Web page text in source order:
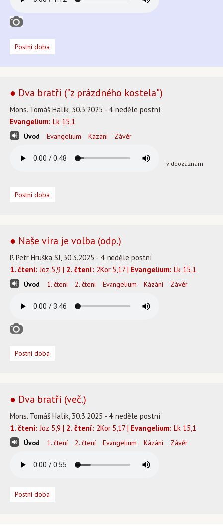
Postní doba
● Dva bratři ("z prázdného kostela")
Mons. Tomáš Halík, 30.3.2025 - 4. neděle postní
Evangelium: Lk 15,1
Úvod Evangelium Kázání Závěr
videozáznam
Postní doba
● Naše víra je volba (odp.)
P. Petr Hruška SJ, 30.3.2025 - 4. neděle postní
1. čtení: Joz 5,9 | 2. čtení: 2Kor 5,17 | Evangelium: Lk 15,1
Úvod 1. čtení 2. čtení Evangelium Kázání Závěr
Postní doba
● Dva bratři (več.)
Mons. Tomáš Halík, 30.3.2025 - 4. neděle postní
1. čtení: Joz 5,9 | 2. čtení: 2Kor 5,17 | Evangelium: Lk 15,1
Úvod 1. čtení 2. čtení Evangelium Kázání Závěr
Postní doba